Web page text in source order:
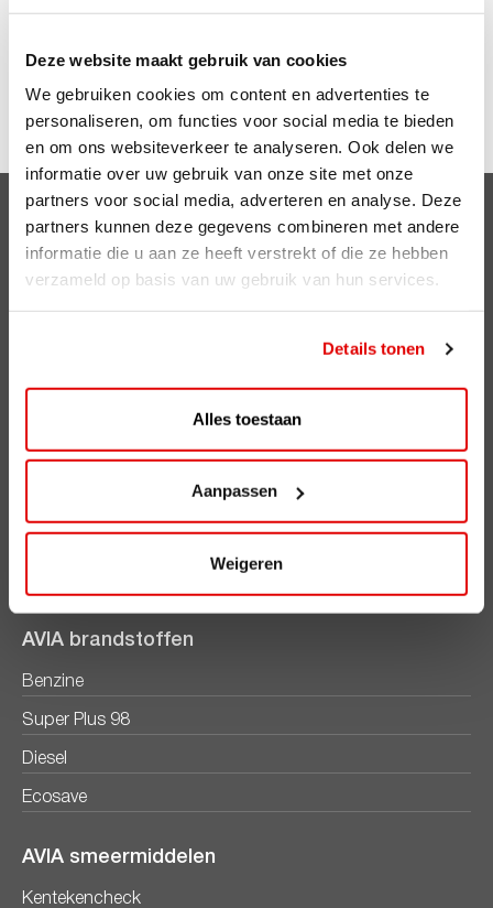
Deze website maakt gebruik van cookies
We gebruiken cookies om content en advertenties te
personaliseren, om functies voor social media te bieden
en om ons websiteverkeer te analyseren. Ook delen we
informatie over uw gebruik van onze site met onze
partners voor social media, adverteren en analyse. Deze
partners kunnen deze gegevens combineren met andere
informatie die u aan ze heeft verstrekt of die ze hebben
verzameld op basis van uw gebruik van hun services.
Details tonen
Alles toestaan
Aanpassen
Weigeren
Verzenden
Clubsparen
Voordelen
AVIA Diensten
AVIA brandstoffen
Benzine
Super Plus 98
Diesel
Ecosave
AVIA smeermiddelen
Kentekencheck